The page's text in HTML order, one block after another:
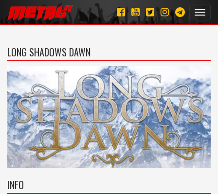
LONG SHADOWS DAWN
INFO